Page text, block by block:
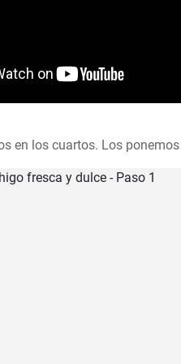
en los cuartos. Los